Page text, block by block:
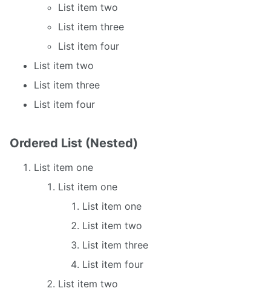
List item two
List item three
List item four
List item two
List item three
List item four
Ordered List (Nested)
List item one
List item one
List item one
List item two
List item three
List item four
List item two